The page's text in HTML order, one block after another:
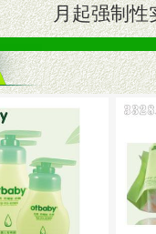
月起强制性